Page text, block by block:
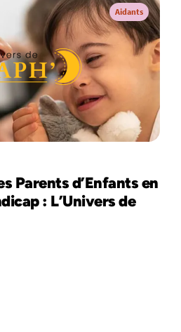
Aidants
Parents d’Enfants en
: L’Univers de